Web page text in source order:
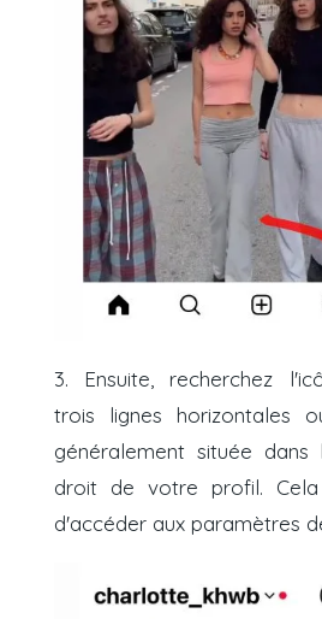
3. Ensuite, recherchez
trois lignes horizontales
généralement située dans
droit de votre profil.
d'accéder aux paramètres